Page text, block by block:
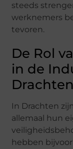
steeds
werknemers
tevoren.
De Rol
in de
Drachten
In Drachten
allemaal hun
hebben